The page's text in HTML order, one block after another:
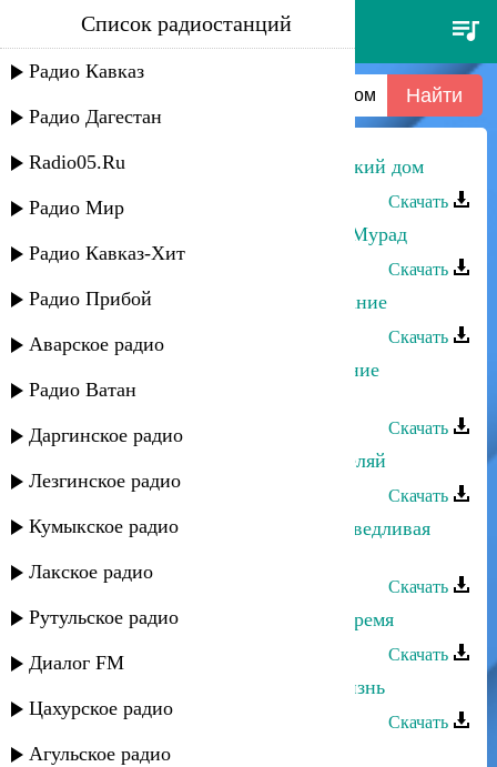
магомедтамир синдиков -
отцовский дом
Список радиостанций
Радио Кавказ
Радио Дагестан
Radio05.Ru
Радио Мир
Радио Кавказ-Хит
Радио Прибой
Аварское радио
Радио Ватан
Даргинское радио
Лезгинское радио
Кумыкское радио
Лакское радио
Рутульское радио
Диалог FM
Цахурское радио
Агульское радио
Магомедтамир Синдиков - Отцовский дом
Скачать
Магомедтамир Синдиков - ХIажи Мурад
Скачать
Магомедтамир Синдиков - Пожелание
Скачать
Магомедтамир Синдиков - Обещание
кандидата
Скачать
Магомедтамир Синдиков - Не стреляй
Скачать
Магомедтамир Синдиков - Несправедливая
Скачать
Магомедтамир Синдиков - Наше время
Скачать
Магомедтамир Синдиков - Моя жизнь
Скачать
Магомедтамир Синдиков - Меседу